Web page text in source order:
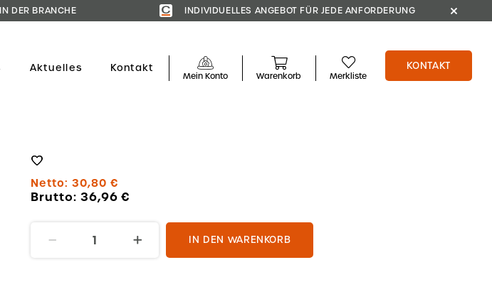
DER BRANCHE INDIVIDUELLES ANGEBOT FÜR JEDE ANFORDERUNG
Aktuelles Kontakt
Mein Konto Warenkorb Merkliste
KONTAKT
Netto: 30,80 €
Brutto: 36,96€
IN DEN WARENKORB